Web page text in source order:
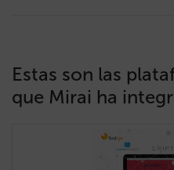
Estas son las
que Mirai ha